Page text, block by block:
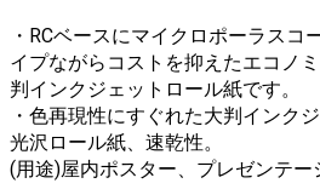
・RCベースにマイクロポーラスコ
イプながらコストを抑えたエコノ
判インクジェットロール紙です。
・色再現性にすぐれた大判インク
光沢ロール紙、速乾性。
(用途)屋内ポスター、プレゼンテー